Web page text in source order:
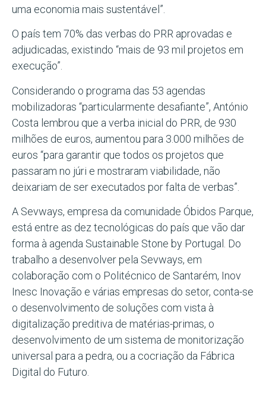
uma economia mais sustentável”.
O país tem 70% das verbas do PRR aprovadas e
adjudicadas, existindo “mais de 93 mil projetos em
execução”.
Considerando o programa das 53 agendas
mobilizadoras “particularmente desafiante”, António
Costa lembrou que a verba inicial do PRR, de 930
milhões de euros, aumentou para 3.000 milhões de
euros “para garantir que todos os projetos que
passaram no júri e mostraram viabilidade, não
deixariam de ser executados por falta de verbas”.
A Sevways, empresa da comunidade Óbidos Parque,
está entre as dez tecnológicas do país que vão dar
forma à agenda Sustainable Stone by Portugal. Do
trabalho a desenvolver pela Sevways, em
colaboração com o Politécnico de Santarém, Inov
Inesc Inovação e várias empresas do setor, conta-se
o desenvolvimento de soluções com vista à
digitalização preditiva de matérias-primas, o
desenvolvimento de um sistema de monitorização
universal para a pedra, ou a cocriação da Fábrica
Digital do Futuro.